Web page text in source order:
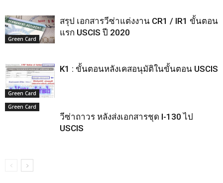
Green Card
สรุป เอกสารวีซ่าแต่งงาน CR1 / IR1 ขั้นตอน
แรก USCIS ปี 2020
Green Card
K1 : ขั้นตอนหลังเคสอนุมัติในขั้นตอน USCIS
Green Card
วีซ่าถาวร หลังส่งเอกสารชุด I-130 ไป
USCIS